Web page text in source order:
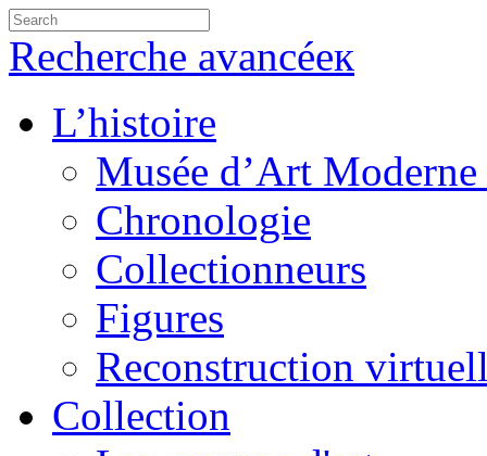
Recherche avancéeк
L’histoire
Musée d’Art
Chronologie
Collectionneurs
Figures
Reconstruction
Collection